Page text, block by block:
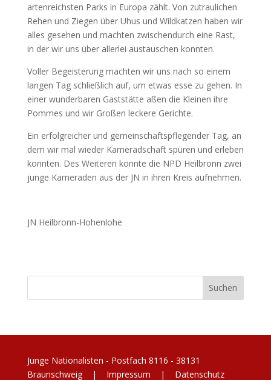
artenreichsten Parks in Europa zählt. Von zutraulichen
Rehen und Ziegen über Uhus und Wildkatzen haben wir
alles gesehen und machten zwischendurch eine Rast,
in der wir uns über allerlei austauschen konnten.
Voller Begeisterung machten wir uns nach so einem
langen Tag schließlich auf, um etwas esse zu gehen. In
einer wunderbaren Gaststätte aßen die Kleinen ihre
Pommes und wir Großen leckere Gerichte.
Ein erfolgreicher und gemeinschaftspflegender Tag, an
dem wir mal wieder Kameradschaft spüren und erleben
konnten. Des Weiteren konnte die NPD Heilbronn zwei
junge Kameraden aus der JN in ihren Kreis aufnehmen.
JN Heilbronn-Hohenlohe
Junge Nationalisten - Postfach 8116 - 38131
Braunschweig | Impressum | Datenschutz